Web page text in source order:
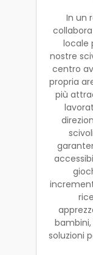
In un
locale
nostre
centro
propria
più
soluzioni